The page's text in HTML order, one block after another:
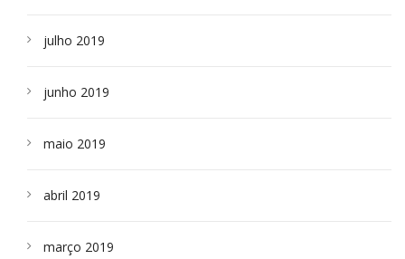
julho 2019
junho 2019
maio 2019
abril 2019
março 2019